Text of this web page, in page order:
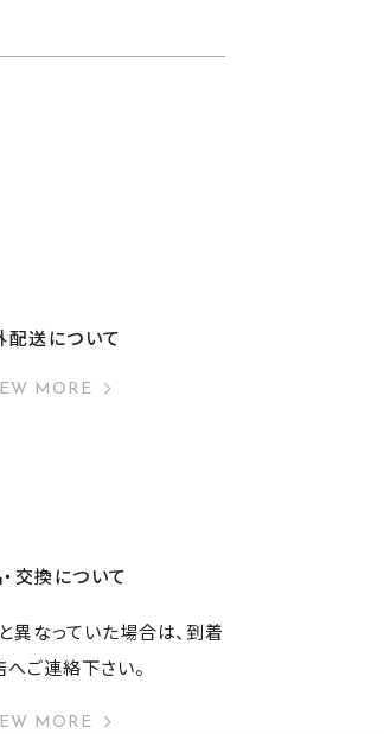
配送について
MORE
交換について
異なっていた場合は、到着
ご連絡下さい。
MORE